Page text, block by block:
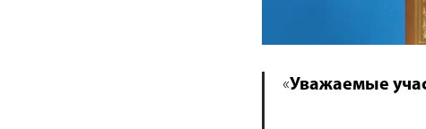
«Уважаемые